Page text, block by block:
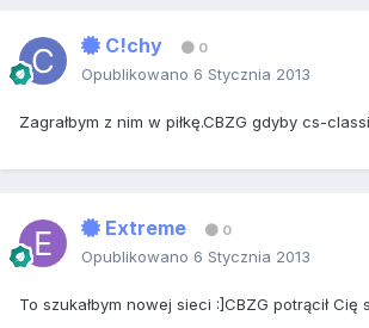
C!chy 0
Opublikowano 6 Stycznia 2013
Zagrałbym z nim w piłkę.CBZG gdyby cs-
Extreme 0
Opublikowano 6 Stycznia 2013
To szukałbym nowej sieci :]CBZG potrącił Cię